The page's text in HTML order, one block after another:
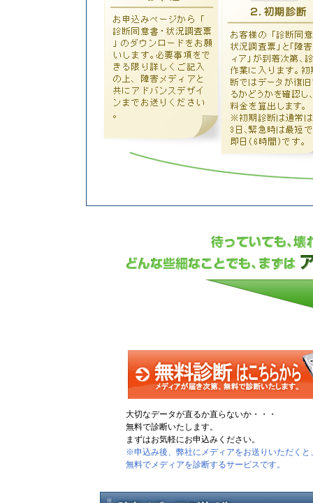
大切なデータが直るか直らないか・・・
無料で診断いたします。
まずはお気軽にお申込みください。
※申込み後、弊社にメディアをお送りいただくと
無料でメディアを診断するサービスです。